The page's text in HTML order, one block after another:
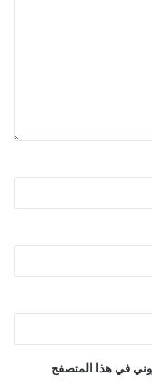
في هذا المتصفح